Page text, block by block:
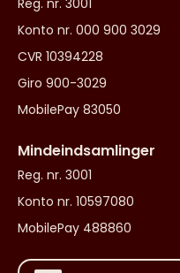
Reg. nr. 3001
Konto nr. 000 900 3029
CVR 10394228
Giro 900-3029
MobilePay 83050
Mindeindsamlinger
Reg. nr. 3001
Konto nr. 10597080
MobilePay 488860